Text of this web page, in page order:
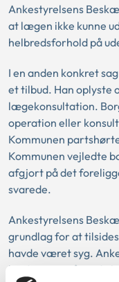
Ankestyrelsens
at lægen ikke kunne
helbredsforhold på
I en anden konkret
et tilbud. Han oplyste
lægekonsultation.
operation eller
Kommunen
Kommunen vejledte
afgjort på det
svarede.
Ankestyrelsens
grundlag for at
havde været syg.
lagde vægt på, at de